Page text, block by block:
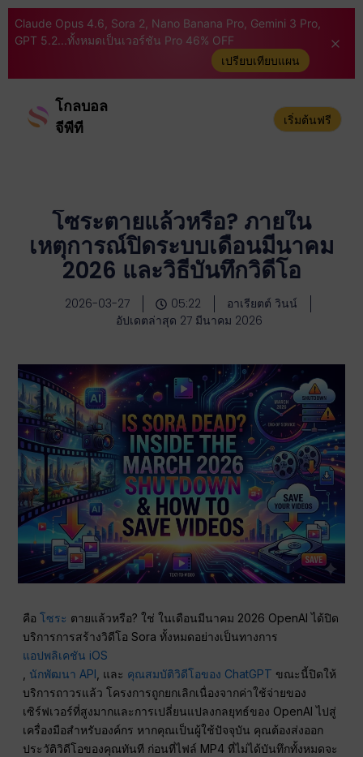
Claude Opus 4.6, Sora 2, Nano Banana Pro, Gemini 3 Pro,
GPT 5.2...ทั้งหมดเป็นเวอร์ชัน Pro 46% OFF
เปรียบเทียบแผน
โกลบอล
จีพีที
เริ่มต้นฟรี
โซระตายแล้วหรือ? ภายใน
เหตุการณ์ปิดระบบเดือนมีนาคม
2026 และวิธีบันทึกวิดีโอ
2026-03-27 05:22
อาเรียตต์ วินน์
อัปเดตล่าสุด 27 มีนาคม 2026
คือโซระ ตายแล้วหรือ? ใช่ ในเดือนมีนาคม 2026 OpenAI ได้ปิด
บริการการสร้างวิดีโอ Sora ทั้งหมดอย่างเป็นทางการ
แอปพลิเคชัน iOS
นักพัฒนา API , และ คุณสมบัติวิดีโอของ ChatGPT ขณะนี้ปิดให้
บริการถาวรแล้ว โครงการถูกยกเลิกเนื่องจากค่าใช้จ่ายของ
เซิร์ฟเวอร์ที่สูงมากและการเปลี่ยนแปลงกลยุทธ์ของ OpenAI ไปสู่
เครื่องมือสำหรับองค์กร หากคุณเป็นผู้ใช้ปัจจุบัน คุณต้องส่งออก
ประวัติวิดีโอของคุณทันที ก่อนที่ไฟล์ MP4 ที่ไม่ได้บันทึกทั้งหมดจะ